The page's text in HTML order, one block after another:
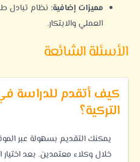
مميزات إضافية: نظام تبادل
العملي والابتكار.
الأسئلة الشائعة
كيف أتقدم للدراسة
التركية؟
يمكنك التقديم بسهولة عبر
خلال وكلاء معتمدين. بعد